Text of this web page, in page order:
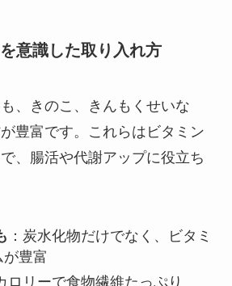
意識した取り入れ方
、きのこ、きんもくせいな
豊富です。これらはビタミン
、腸活や代謝アップに役立ち
：炭水化物だけでなく、ビタミ
豊富
ロリーで食物繊維たっぷり